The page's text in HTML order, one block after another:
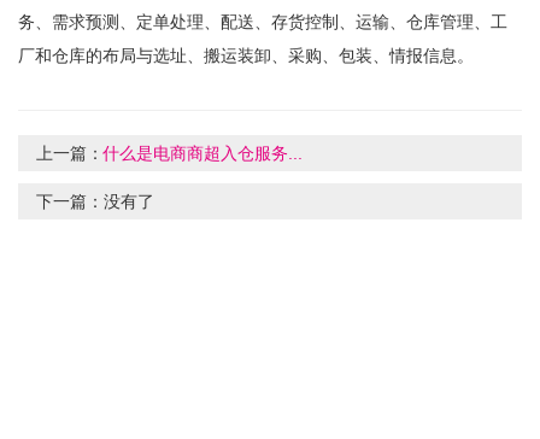
务、需求预测、定单处理、配送、存货控制、运输、仓库管理、工
厂和仓库的布局与选址、搬运装卸、采购、包装、情报信息。
上一篇：什么是电商商超入仓服务...
下一篇： 没有了